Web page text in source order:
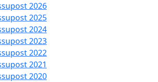
2026
2025
2024
2023
2022
2021
2020